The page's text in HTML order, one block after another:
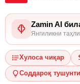
Zamin AI
Янгиликни
Хулоса чиқар
Соддароқ